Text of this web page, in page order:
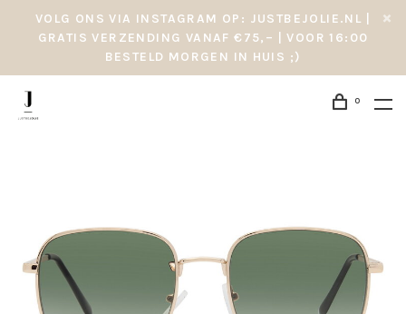
VOLG ONS VIA INSTAGRAM OP: JUSTBEJOLIE.NL |
GRATIS VERZENDING VANAF €75,– | VOOR 16:00
BESTELD MORGEN IN HUIS ;)
0